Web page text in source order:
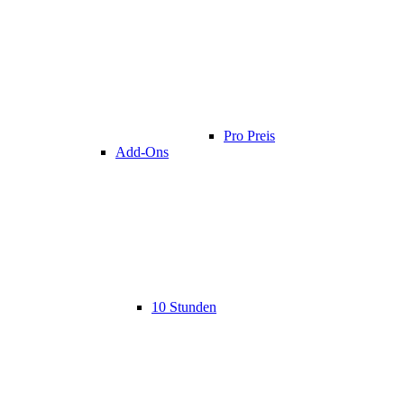
Pro Preis
Add-Ons
10 Stunden